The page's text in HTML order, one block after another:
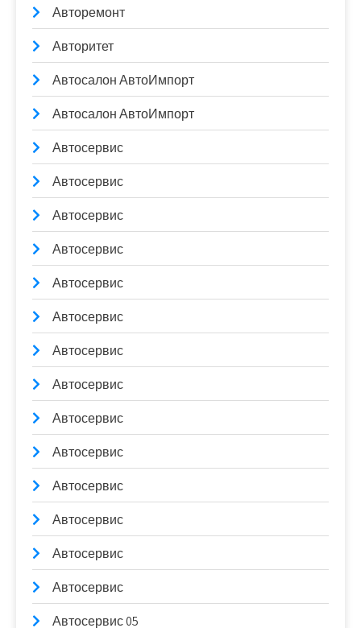
Авторемонт
Авторитет
Автосалон АвтоИмпорт
Автосалон АвтоИмпорт
Автосервис
Автосервис
Автосервис
Автосервис
Автосервис
Автосервис
Автосервис
Автосервис
Автосервис
Автосервис
Автосервис
Автосервис
Автосервис
Автосервис
Автосервис 05